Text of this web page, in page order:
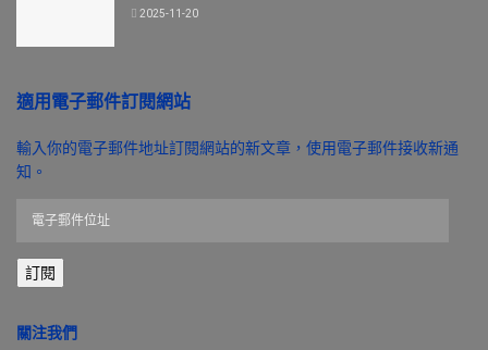
2025-11-20
適用電子郵件訂閱網站
輸入你的電子郵件地址訂閱網站的新文章，使用電子郵件接收新通
知。
郵
件
址
訂閱
關注我們